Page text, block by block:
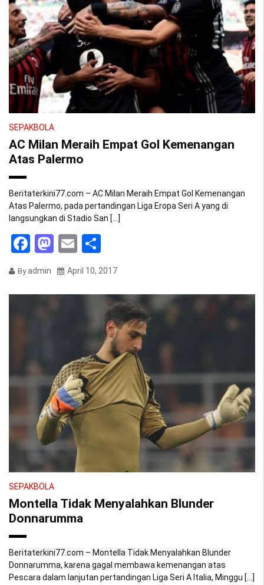
SEPAKBOLA
AC Milan Meraih Empat Gol Kemenangan
Atas Palermo
Beritaterkini77.com – AC Milan Meraih Empat Gol Kemenangan
Atas Palermo, pada pertandingan Liga Eropa Seri A yang di
langsungkan di Stadio San […]
Facebook
Mastodon
Email
Byadmin April 10, 2017
SEPAKBOLA
Montella Tidak Menyalahkan Blunder
Donnarumma
Beritaterkini77.com – Montella Tidak Menyalahkan Blunder
Donnarumma, karena gagal membawa kemenangan atas
Pescara dalam lanjutan pertandingan Liga Seri A Italia, Minggu […]